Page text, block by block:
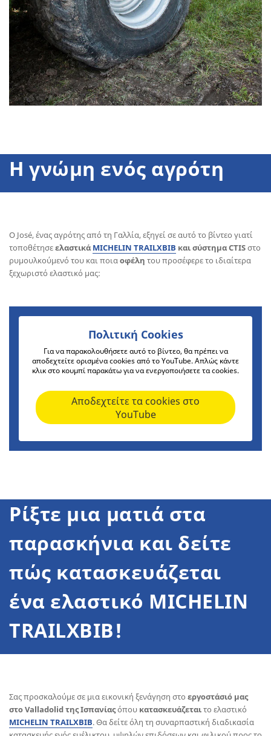
Η γνώμη ενός αγρότη
Ο José, ένας αγρότης από τη Γαλλία, εξηγεί σε αυτό το βίντεο γιατί
τοποθέτησεελαστικά MICHELIN TRAILXBIB και σύστημα CTISστο
ρυμουλκούμενό του και ποια οφέλη του προσέφερε το ιδιαίτερα
ξεχωριστό ελαστικό μας:
Πολιτική Cookies
Για να παρακολουθήσετε αυτό το βίντεο, θα πρέπει να
αποδεχτείτε ορισμένα cookies από το YouTube. Απλώς κάντε
κλικ στο κουμπί παρακάτω για να ενεργοποιήσετε τα cookies.
Αποδεχτείτε τα cookies στο
YouTube
Ρίξτε μια ματιά στα
παρασκήνια και δείτε
πώς κατασκευάζεται
ένα ελαστικό MICHELIN
TRAILXBIB!
Σας προσκαλούμε σε μια εικονική ξενάγηση στο εργοστάσιό μας
στο Valladolid της Ισπανίαςόπου κατασκευάζεταιτο ελαστικό
MICHELIN TRAILXBIB.Θα δείτε όλη τη συναρπαστική διαδικασία